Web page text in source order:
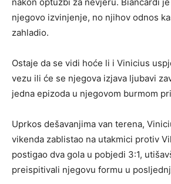
njegovo izvinjenje, no njihov odnos
zahladio.
Ostaje da se vidi hoće li i Vinicius
vezu ili će se njegova izjava ljubavi
jedna epizoda u njegovom burmom
Uprkos dešavanjima van terena,
vikenda zablistao na utakmici protiv
postigao dva gola u pobjedi 3:1,
preispitivali njegovu formu u